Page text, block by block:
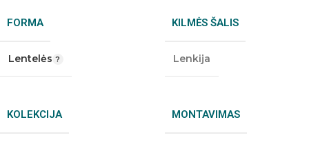
FORMA
Lentelės
KILMĖS ŠALIS
Lenkija
KOLEKCIJA MONTAVIMAS